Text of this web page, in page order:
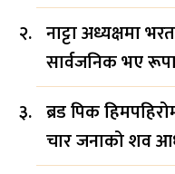
नाट्टा अध्यक्षमा
सार्वजनिक भए
ब्रड पिक
चार जनाको शव